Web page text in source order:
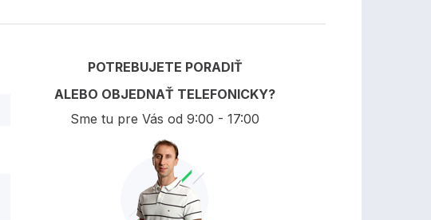
POTREBUJETE PORADIŤ
ALEBO OBJEDNAŤ TELEFONICKY?
Sme tu pre Vás od 9:00 - 17:00